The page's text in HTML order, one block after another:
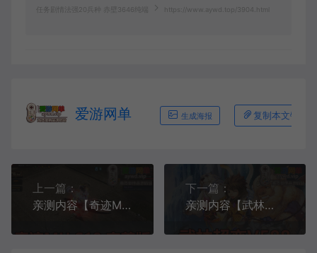
任务剧情法强20兵种 赤壁3646纯端 https://www.aywd.top/3904.html
爱游网单 生成海报 复制本文链接
上一篇：
亲测内容【奇迹MU S18】完善优化版幻影骑士5代翅膀GM工具亲测视频安装使用教学
下一篇：
亲测内容【武林外传】超变单机V588人族魔族视频安装教学GM后台EL编辑器虚拟机一键端